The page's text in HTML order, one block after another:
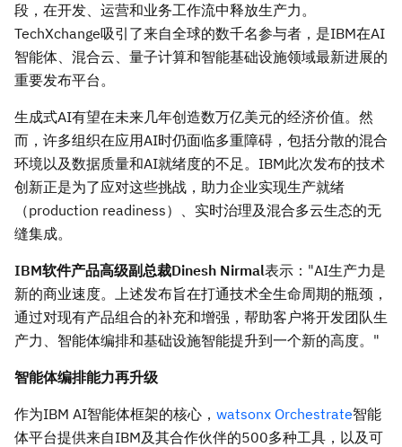
段，在开发、运营和业务工作流中释放生产力。
TechXchange吸引了来自全球的数千名参与者，是IBM在AI
智能体、混合云、量子计算和智能基础设施领域最新进展的
重要发布平台。
生成式AI有望在未来几年创造数万亿美元的经济价值。然
而，许多组织在应用AI时仍面临多重障碍，包括分散的混合
环境以及数据质量和AI就绪度的不足。IBM此次发布的技术
创新正是为了应对这些挑战，助力企业实现生产就绪
（production readiness）、实时治理及混合多云生态的无
缝集成。
IBM软件产品高级副总裁Dinesh Nirmal表示："AI生产力是
新的商业速度。上述发布旨在打通技术全生命周期的瓶颈，
通过对现有产品组合的补充和增强，帮助客户将开发团队生
产力、智能体编排和基础设施智能提升到一个新的高度。"
智能体编排能力再升级
作为IBM AI智能体框架的核心， watsonx Orchestrate智能
体平台提供来自IBM及其合作伙伴的500多种工具，以及可